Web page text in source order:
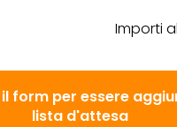
Importi
form per essere
lista d'attesa